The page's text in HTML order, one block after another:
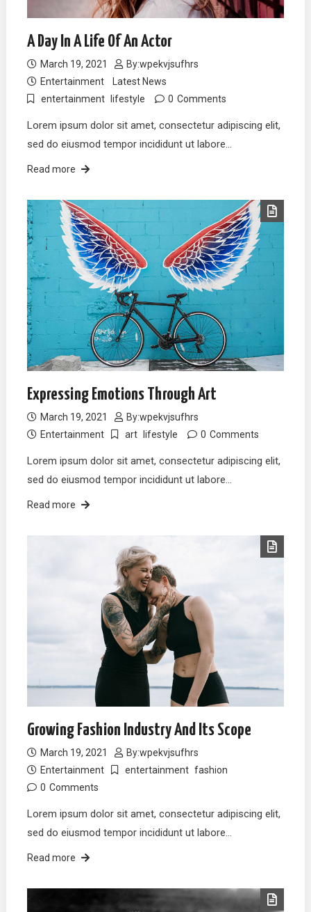
A Day In A Life Of An Actor
March 19, 2021 By:wpekvjsufhrs
Entertainment
Latest News
entertainment
lifestyle 0 Comments
Lorem ipsum dolor sit amet, consectetur adipiscing elit,
sed do eiusmod tempor incididunt ut labore…
Read more
Expressing Emotions Through Art
March 19, 2021 By:wpekvjsufhrs
Entertainment
art lifestyle 0 Comments
Lorem ipsum dolor sit amet, consectetur adipiscing elit,
sed do eiusmod tempor incididunt ut labore…
Read more
Growing Fashion Industry And Its Scope
March 19, 2021 By:wpekvjsufhrs
Entertainment
entertainment fashion
0 Comments
Lorem ipsum dolor sit amet, consectetur adipiscing elit,
sed do eiusmod tempor incididunt ut labore…
Read more